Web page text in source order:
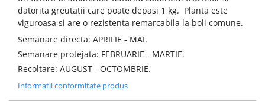
datorita greutatii care poate depasi 1 kg. Planta este
viguroasa si are o rezistenta remarcabila la boli comune.
Semanare directa: APRILIE - MAI.
Semanare protejata: FEBRUARIE - MARTIE.
Recoltare: AUGUST - OCTOMBRIE.
Informatii conformitate produs